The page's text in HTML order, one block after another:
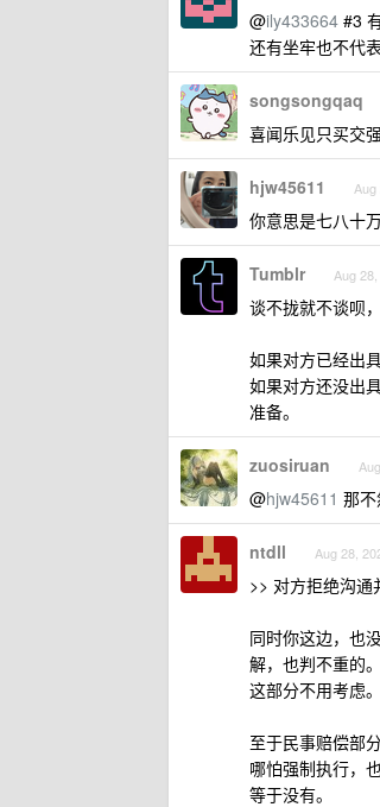
@ily433664 #3
还有坐牢也不代
songsongqaq
喜闻乐见只买交
hjw45611
你意思是七八十
Tumblr Aug
谈不拢就不谈呗
如果对方已经出
如果对方还没出
准备。
zuosiruan
@hjw45611 那
ntdll Aug 28,
>> 对方拒绝沟
同时你这边，也
解，也判不重的
这部分不用考虑。
至于民事赔偿部
哪怕强制执行，
等于没有。